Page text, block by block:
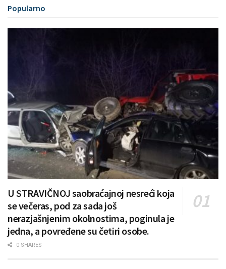
Popularno
U STRAVIČNOJ saobraćajnoj nesreći koja
se večeras, pod za sada još
nerazjašnjenim okolnostima, poginula je
jedna, a povređene su četiri osobe.
0 SHARES